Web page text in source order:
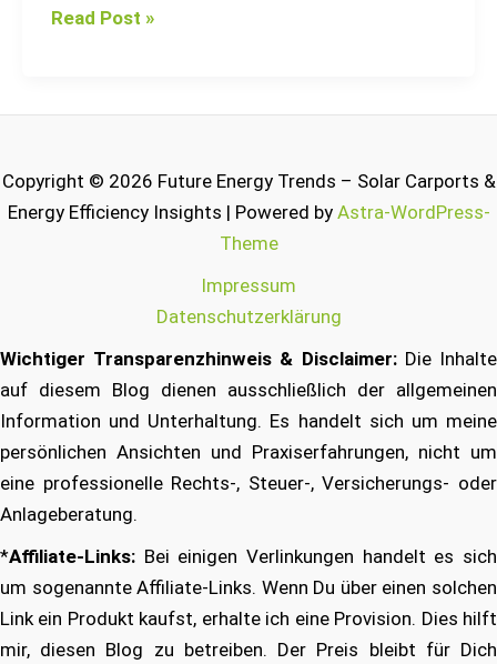
Read Post »
Copyright © 2026 Future Energy Trends – Solar Carports &
Energy Efficiency Insights | Powered by Astra-WordPress-
Theme
Impressum
Datenschutzerklärung
Wichtiger Transparenzhinweis & Disclaimer:Die Inhalte
auf diesem Blog dienen ausschließlich der allgemeinen
Information und Unterhaltung. Es handelt sich um meine
persönlichen Ansichten und Praxiserfahrungen, nicht um
eine professionelle Rechts-, Steuer-, Versicherungs- oder
Anlageberatung.
*Affiliate-Links: Bei einigen Verlinkungen handelt es sich
um sogenannte Affiliate-Links. Wenn Du über einen solchen
Link ein Produkt kaufst, erhalte ich eine Provision. Dies hilft
mir, diesen Blog zu betreiben. Der Preis bleibt für Dich